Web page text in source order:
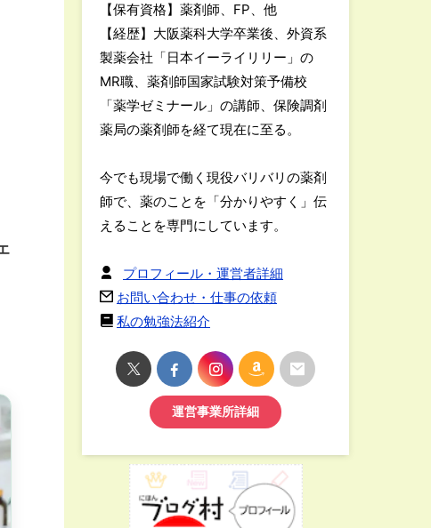
【保有資格】薬剤師、FP、他
【経歴】大阪薬科大学卒業後、外資系
製薬会社「日本イーライリリー」の
MR職、薬剤師国家試験対策予備校
「薬学ゼミナール」の講師、保険調剤
薬局の薬剤師を経て現在に至る。
今でも現場で働く現役バリバリの薬剤
師で、薬のことを「分かりやすく」伝
えることを専門にしています。
プロフィール・運営者詳細
お問い合わせ・仕事の依頼
私の勉強法紹介
運営事業所詳細